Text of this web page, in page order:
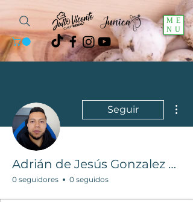
ME
NU
Seguir
Adrián de Jesús Gonzalez Serrano
0 seguidores 0 seguidos